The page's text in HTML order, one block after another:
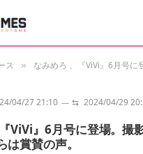
ス » なみめろ 、『ViVi』6月号に登場。撮影のオフ
04/27 21:10 ⇆ 2024/04/29
ViVi』6月号に登場。撮
は賞賛の声。